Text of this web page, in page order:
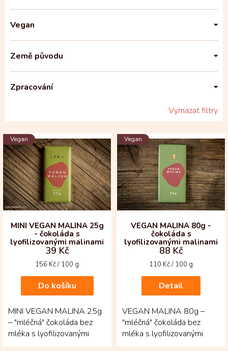
Vegan
Země původu
Zpracování
Vymazat filtry
V
ý
p
i
s
p
r
o
Vegan
MINI VEGAN MALINA 25g
- čokoláda s
lyofilizovanými malinami
39 Kč
Měrná
156 Kč / 100 g
Do košíku
MINI VEGAN MALINA 25g
– "mléčná" čokoláda bez
mléka s lyofilizovanými
malinami – ovocně svěží
Vegan
VEGAN MALINA 80g -
čokoláda s
lyofilizovanými malinami
88 Kč
Měrná
110 Kč / 100 g
Detail
VEGAN MALINA 80g –
"mléčná" čokoláda bez
mléka s lyofilizovanými
malinami– ovocně svěží